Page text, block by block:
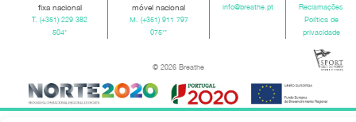
fixa nacional
T.(+351) 229 382
504*
móvel nacional
M. (+351) 911 797
075**
info@breathe.pt
Reclamações
Política de
privacidade
© 2026 Breathe